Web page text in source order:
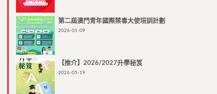
第二屆澳門青年國際禁毒大使培訓計劃
2026-01-09
【推介】2026/2027升學秘笈
2026-05-19